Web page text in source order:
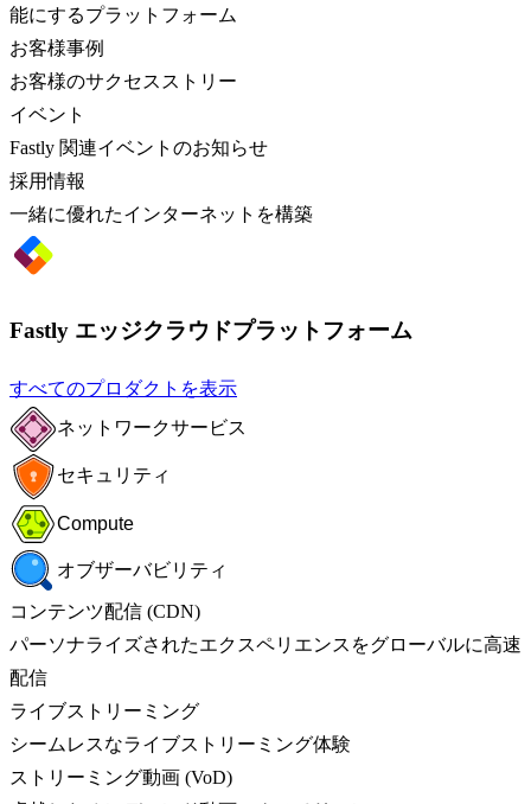
能にするプラットフォーム
お客様事例
お客様のサクセスストリー
イベント
Fastly 関連イベントのお知らせ
採用情報
一緒に優れたインターネットを構築
Fastly エッジクラウドプラットフォーム
すべてのプロダクトを表示
ネットワークサービス
セキュリティ
Compute
オブザーバビリティ
コンテンツ配信 (CDN)
パーソナライズされたエクスペリエンスをグローバルに高速
配信
ライブストリーミング
シームレスなライブストリーミング体験
ストリーミング動画 (VoD)